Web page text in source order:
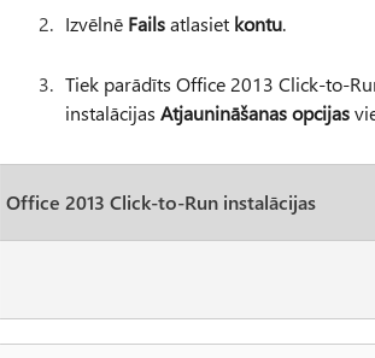
Izvēlnē Failsatlasiet kontu.
Tiek parādīts Office 2013 Click-to-
instalācijas Atjaunināšanas opcijas
Office 2013 Click-to-Run instalācijas